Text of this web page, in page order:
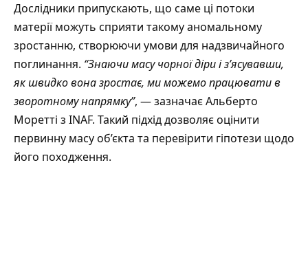
Дослідники припускають, що саме ці потоки
матерії можуть сприяти такому аномальному
зростанню, створюючи умови для надзвичайного
поглинання. “Знаючи масу чорної діри і з’ясувавши,
як швидко вона зростає, ми можемо працювати в
зворотному напрямку”, — зазначає Альберто
Моретті з INAF. Такий підхід дозволяє оцінити
первинну масу об’єкта та перевірити гіпотези щодо
його походження.